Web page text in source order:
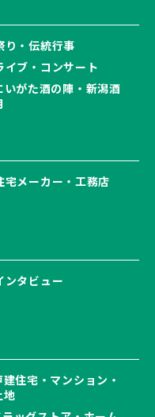
り・伝統行事
イブ・コンサート
いがた酒の陣・新潟酒
宅メーカー・工務店
ンタビュー
建住宅・マンション・
地